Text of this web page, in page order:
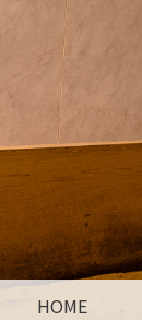
HOME